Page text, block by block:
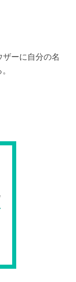
ーに自分の名